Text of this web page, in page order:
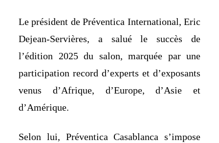
Le président de Préventica International, Eric
Dejean-Servières, a salué le succès de
l’édition 2025 du salon, marquée par une
participation record d’experts et d’exposants
venus d’Afrique, d’Europe, d’Asie et
d’Amérique.
Selon lui, Préventica Casablanca s’impose